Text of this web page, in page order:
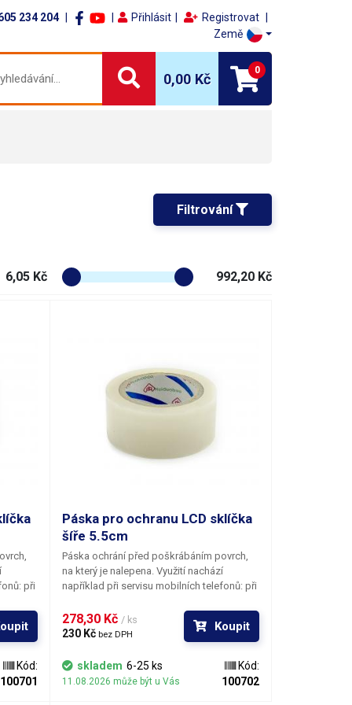
234 204 Přihlásit
Registrovat
Země
0,00 Kč
0
Filtrování
6,05 Kč 992,20 Kč
při
Kód:
100701
Páska pro ochranu LCD sklíčka
šíře 5.5cm
Páska ochrání před poškrábáním povrch,
na který je nalepena. Využití nachází
například při servisu mobilních telefonů: při
nepoškozený povrch před vydáním
telefonu zákazníkovi nebo při přijetí
drahých telefonů na servisní zásah. Pohyb
telefonů v servise zkrátka nese riziko
poškrábání povrchu skla nad LCD.
278,30 Kč / ks
230 Kč bez DPH
Koupit
skladem 6-25 ks
11.08.2026 může být u Vás
Kód:
100702